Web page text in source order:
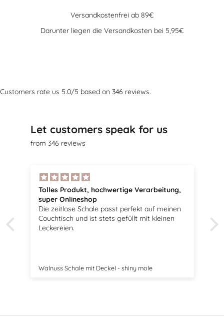
Versandkostenfrei ab 89€
Darunter liegen die Versandkosten bei 5,95€
Customers rate us 5.0/5 based on 346 reviews.
Let customers speak for us
from 346 reviews
Tolles Produkt, hochwertige Verarbeitung,
super Onlineshop
Die zeitlose Schale passt perfekt auf meinen
Couchtisch und ist stets gefüllt mit kleinen
Leckereien.
Walnuss Schale mit Deckel - shiny mole